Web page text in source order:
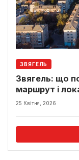
ЗВЯГЕЛЬ
Звягель: що
маршрут і
25 Квітня, 2026